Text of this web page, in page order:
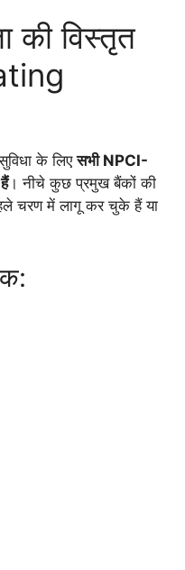
की विस्तृत
के लिएसभी NPCI-
। नीचे कुछ प्रमुख बैंकों की
चरण में लागू कर चुके हैं या